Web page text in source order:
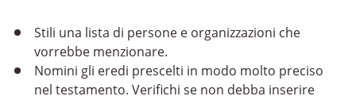
Stili una lista di persone e organizzazioni che
vorrebbe menzionare.
Nomini gli eredi prescelti in modo molto preciso
nel testamento. Verifichi se non debba inserire